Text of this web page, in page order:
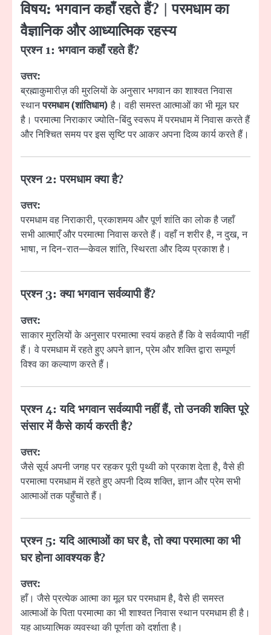
विषय: भगवान कहाँ रहते हैं? | परमधाम का
वैज्ञानिक और आध्यात्मिक रहस्य
प्रश्न 1: भगवान कहाँ रहते हैं?
उत्तर:
ब्रह्माकुमारीज़ की मुरलियों के अनुसार भगवान का शाश्वत निवास
स्थानपरमधाम (शांतिधाम)है। वही समस्त आत्माओं का भी मूल घर
है। परमात्मा निराकार ज्योति-बिंदु स्वरूप में परमधाम में निवास करते हैं
और निश्चित समय पर इस सृष्टि पर आकर अपना दिव्य कार्य करते हैं।
प्रश्न 2: परमधाम क्या है?
उत्तर:
परमधाम वह निराकारी, प्रकाशमय और पूर्ण शांति का लोक है जहाँ
सभी आत्माएँ और परमात्मा निवास करते हैं। वहाँ न शरीर है, न दुख, न
भाषा, न दिन-रात—केवल शांति, स्थिरता और दिव्य प्रकाश है।
प्रश्न 3: क्या भगवान सर्वव्यापी हैं?
उत्तर:
साकार मुरलियों के अनुसार परमात्मा स्वयं कहते हैं कि वे सर्वव्यापी नहीं
हैं। वे परमधाम में रहते हुए अपने ज्ञान, प्रेम और शक्ति द्वारा सम्पूर्ण
विश्व का कल्याण करते हैं।
प्रश्न 4: यदि भगवान सर्वव्यापी नहीं हैं, तो उनकी शक्ति पूरे
संसार में कैसे कार्य करती है?
उत्तर:
जैसे सूर्य अपनी जगह पर रहकर पूरी पृथ्वी को प्रकाश देता है, वैसे ही
परमात्मा परमधाम में रहते हुए अपनी दिव्य शक्ति, ज्ञान और प्रेम सभी
आत्माओं तक पहुँचाते हैं।
प्रश्न 5: यदि आत्माओं का घर है, तो क्या परमात्मा का भी
घर होना आवश्यक है?
उत्तर:
हाँ। जैसे प्रत्येक आत्मा का मूल घर परमधाम है, वैसे ही समस्त
आत्माओं के पिता परमात्मा का भी शाश्वत निवास स्थान परमधाम ही है।
यह आध्यात्मिक व्यवस्था की पूर्णता को दर्शाता है।